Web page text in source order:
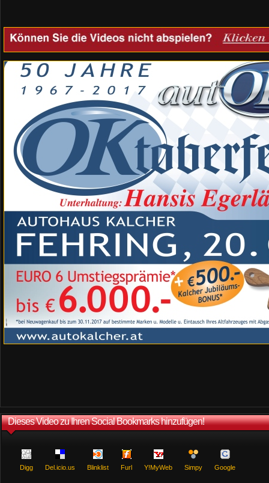
Dieses Video zu Ihren Social Bookmarks hinzufügen!
Digg Del.icio.us Blinklist Furl Y!MyWeb Simpy Google